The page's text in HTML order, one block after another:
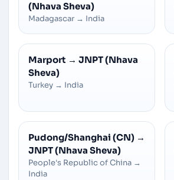
(Nhava Sheva)
Madagascar → India
Marport → JNPT (Nhava
Sheva)
Turkey → India
Pudong/Shanghai (CN) →
JNPT (Nhava Sheva)
People's Republic of China →
India